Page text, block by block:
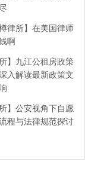
律所】在美国律师
啊
】九江公租房政策
入解读最新政策文
】公安视角下自愿
程与法律规范探讨